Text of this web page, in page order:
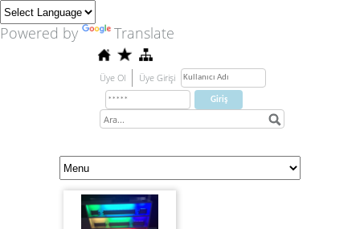
Powered by Translate
Üye Ol Üye Girişi